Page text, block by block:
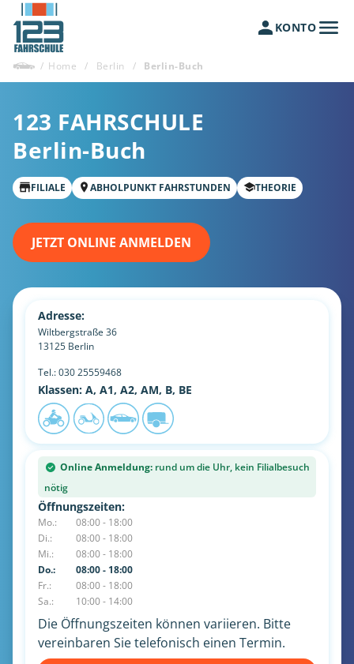
KONTO
/ Home / Berlin / Berlin-Buch
123 FAHRSCHULE
Berlin-Buch
FILIALE ABHOLPUNKT FAHRSTUNDEN THEORIE
JETZT ONLINE ANMELDEN
Adresse:
Wiltbergstraße 36
13125 Berlin
Tel.:030 25559468
Klassen: A, A1, A2, AM, B, BE
Online Anmeldung: rund um die Uhr, kein Filialbesuch
nötig
Öffnungszeiten:
Mo.:
08:00 - 18:00
Di.:
08:00 - 18:00
Mi.:
08:00 - 18:00
Do.:
08:00 - 18:00
Fr.:
08:00 - 18:00
Sa.:
10:00 - 14:00
Die Öffnungszeiten können variieren. Bitte
vereinbaren Sie telefonisch einen Termin.